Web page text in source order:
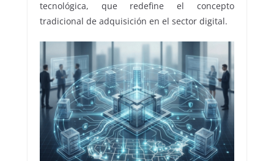
tecnológica, que redefine el concepto
tradicional de adquisición en el sector digital.